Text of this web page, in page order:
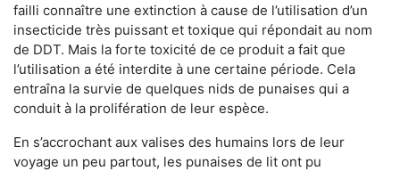
failli connaître une extinction à cause de l’utilisation d’un
insecticide très puissant et toxique qui répondait au nom
de DDT. Mais la forte toxicité de ce produit a fait que
l’utilisation a été interdite à une certaine période. Cela
entraîna la survie de quelques nids de punaises qui a
conduit à la prolifération de leur espèce.
En s’accrochant aux valises des humains lors de leur
voyage un peu partout, les punaises de lit ont pu